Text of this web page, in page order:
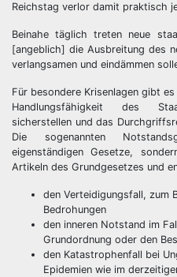
Reichstag verlor damit praktisch
Beinahe täglich treten neue
[angeblich] die Ausbreitung des
verlangsamen und eindämmen
Für besondere Krisenlagen gibt
Handlungsfähigkeit des
sicherstellen und das
Die sogenannten
eigenständigen Gesetze,
Artikeln des Grundgesetzes und
den Verteidigungsfall, zum
Bedrohungen
den inneren Notstand im
Grundordnung oder den
den Katastrophenfall bei
Epidemien wie im